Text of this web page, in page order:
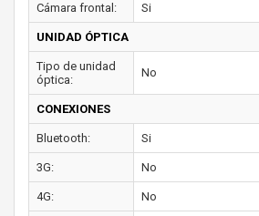
Cámara frontal: Si
UNIDAD ÓPTICA
Tipo de unidad
óptica:
No
CONEXIONES
Bluetooth: Si
3G: No
4G: No